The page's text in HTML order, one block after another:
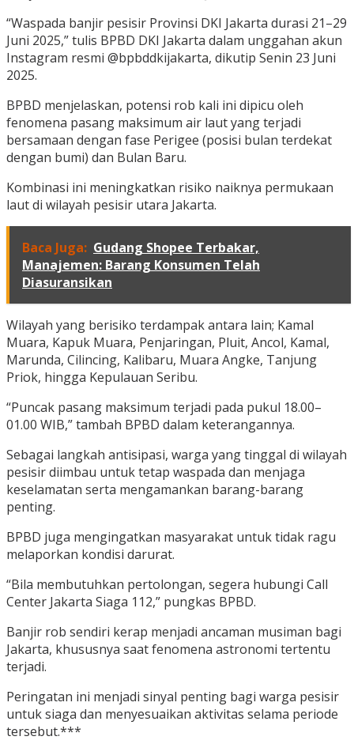
“Waspada banjir pesisir Provinsi DKI Jakarta durasi 21–29
Juni 2025,” tulis BPBD DKI Jakarta dalam unggahan akun
Instagram resmi @bpbddkijakarta, dikutip Senin 23 Juni
2025.
BPBD menjelaskan, potensi rob kali ini dipicu oleh
fenomena pasang maksimum air laut yang terjadi
bersamaan dengan fase Perigee (posisi bulan terdekat
dengan bumi) dan Bulan Baru.
Kombinasi ini meningkatkan risiko naiknya permukaan
laut di wilayah pesisir utara Jakarta.
Baca Juga: Gudang Shopee Terbakar,
Manajemen: Barang Konsumen Telah
Diasuransikan
Wilayah yang berisiko terdampak antara lain; Kamal
Muara, Kapuk Muara, Penjaringan, Pluit, Ancol, Kamal,
Marunda, Cilincing, Kalibaru, Muara Angke, Tanjung
Priok, hingga Kepulauan Seribu.
“Puncak pasang maksimum terjadi pada pukul 18.00–
01.00 WIB,” tambah BPBD dalam keterangannya.
Sebagai langkah antisipasi, warga yang tinggal di wilayah
pesisir diimbau untuk tetap waspada dan menjaga
keselamatan serta mengamankan barang-barang
penting.
BPBD juga mengingatkan masyarakat untuk tidak ragu
melaporkan kondisi darurat.
“Bila membutuhkan pertolongan, segera hubungi Call
Center Jakarta Siaga 112,” pungkas BPBD.
Banjir rob sendiri kerap menjadi ancaman musiman bagi
Jakarta, khususnya saat fenomena astronomi tertentu
terjadi.
Peringatan ini menjadi sinyal penting bagi warga pesisir
untuk siaga dan menyesuaikan aktivitas selama periode
tersebut.***